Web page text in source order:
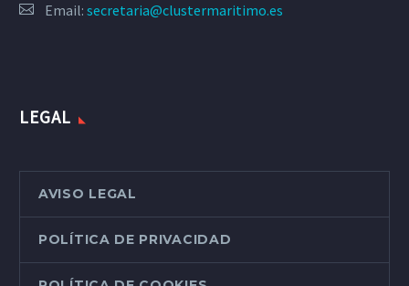
Email: secretaria@clustermaritimo.es
LEGAL
AVISO LEGAL
POLÍTICA DE PRIVACIDAD